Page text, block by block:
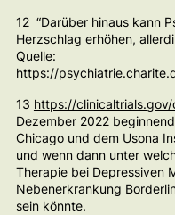
12 “Darüber hinaus kann
Herzschlag erhöhen,
Quelle:
https://
13 https://
Dezember 2022
Chicago und dem Usona
und wenn dann unter
Therapie bei Depressiven
Nebenerkrankung
sein könnte.